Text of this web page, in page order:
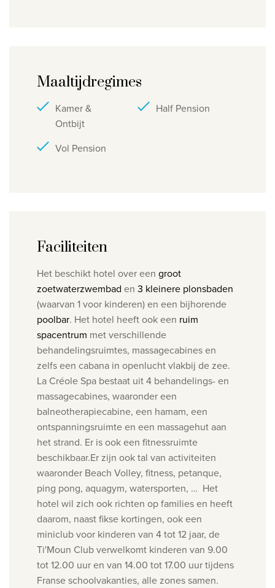
Maaltijdregimes
Kamer &
Ontbijt
Half Pension
Vol Pension
Faciliteiten
Het beschikt hotel over een groot
zoetwaterzwembad en 3 kleinere plonsbaden
(waarvan 1 voor kinderen) en een bijhorende
poolbar. Het hotel heeft ook een ruim
spacentrum met verschillende
behandelingsruimtes, massagecabines en
zelfs een cabana in openlucht vlakbij de zee.
La Créole Spa bestaat uit 4 behandelings- en
massagecabines, waaronder een
balneotherapiecabine, een hamam, een
ontspanningsruimte en een massagehut aan
het strand. Er is ook een fitnessruimte
beschikbaar.Er zijn ooktal van activiteiten
waaronder Beach Volley, fitness, petanque,
ping pong, aquagym, watersporten, … Het
hotel wil zich ook richten op families en heeft
daarom, naast fikse kortingen, ook een
miniclub voor kinderen van 4 tot 12 jaar, de
Ti'Moun Club verwelkomt kinderen van 9.00
tot 12.00 uur en van 14.00 tot 17.00 uur tijdens
Franse schoolvakanties, alle zones samen.